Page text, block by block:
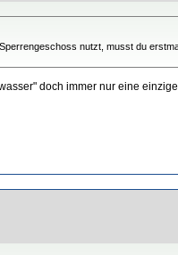
nutzt, musst du
doch immer nur eine